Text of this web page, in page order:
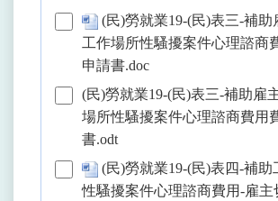
(民)勞就業19-(民)表三-補助
工作場所性騷擾案件心理諮商
申請書.doc
(民)勞就業19-(民)表三-補助雇
場所性騷擾案件心理諮商費用
書.odt
(民)勞就業19-(民)表四-補助
性騷擾案件心理諮商費用-雇主